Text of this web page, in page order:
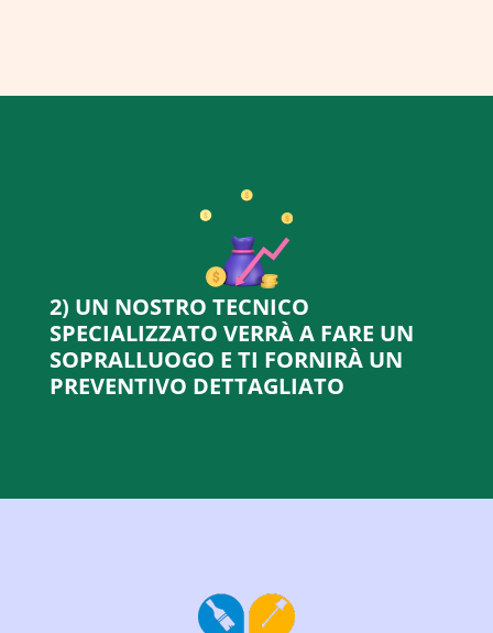
2) UN NOSTRO TECNICO
SPECIALIZZATO VERRÀ A FARE UN
SOPRALLUOGO E TI FORNIRÀ UN
PREVENTIVO DETTAGLIATO